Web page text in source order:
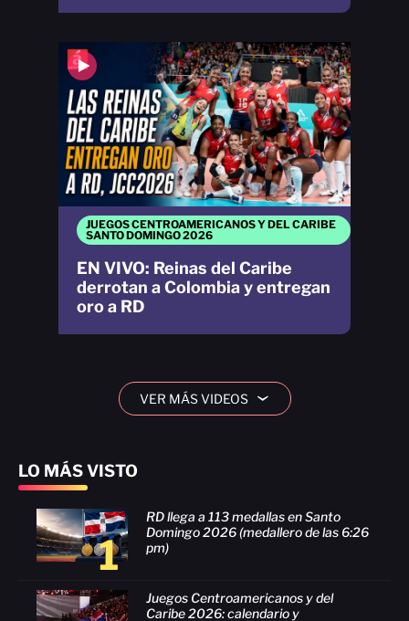
LO MÁS VISTO
1
RD llega a 113 medallas en Santo
Domingo 2026 (medallero de las 6:26
pm)
Juegos Centroamericanos y del
Caribe 2026: calendario y
JUEGOS CENTROAMERICANOS Y DEL CARIBE
SANTO DOMINGO 2026
EN VIVO: Reinas del Caribe
derrotan a Colombia y entregan
oro a RD
VER MÁS VIDEOS ›